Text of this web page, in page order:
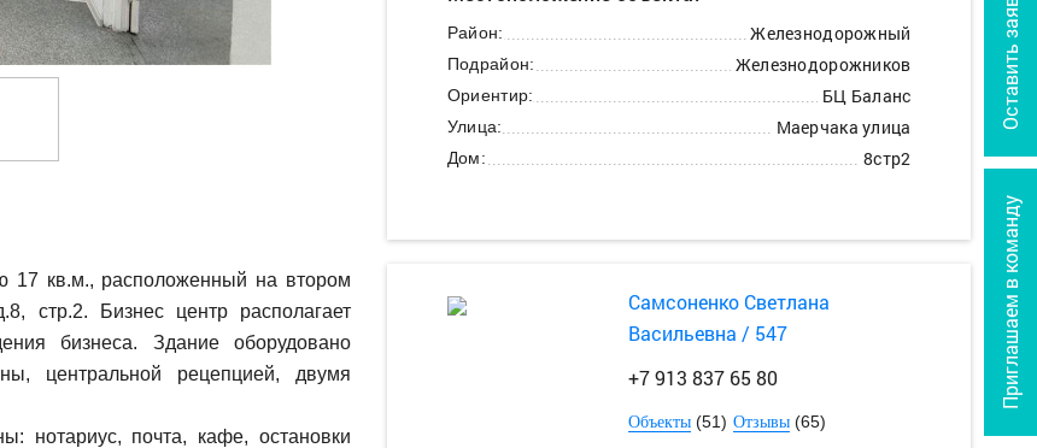
Приглашаем в команду
Оставить заявку
17 кв.м., расположенный на втором
стр.2. Бизнес центр располагает
бизнеса. Здание оборудовано
центральной рецепцией, двумя
нотариус, почта, кафе, остановки
Район: Железнодорожный
Подрайон: Железнодорожников
Ориентир: БЦ Баланс
Улица: Маерчака улица
Дом: 8стр2
Самсоненко Светлана
Васильевна / 547
+7 913 837 65 80
Объекты(51) Отзывы(65)